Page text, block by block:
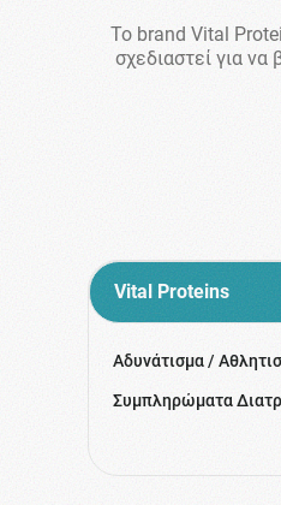
To brand Vital
σχεδιαστεί για
Vital Proteins
Αδυνάτισμα /
Συμπληρώματα